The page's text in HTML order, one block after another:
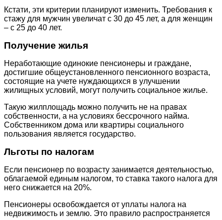
Кстати, эти критерии планируют изменить. Требования к
стажу для мужчин увеличат с 30 до 45 лет, а для женщин
– с 25 до 40 лет.
Получение жилья
Неработающие одинокие пенсионеры и граждане,
достигшие общеустановленного пенсионного возраста,
состоящие на учете нуждающихся в улучшении
жилищных условий, могут получить социальное жилье.
Такую жилплощадь можно получить не на правах
собственности, а на условиях бессрочного найма.
Собственником дома или квартиры социального
пользования является государство.
Льготы по налогам
Если пенсионер по возрасту занимается деятельностью,
облагаемой единым налогом, то ставка такого налога для
него снижается на 20%.
Пенсионеры освобождается от уплаты налога на
недвижимость и землю. Это правило распространяется